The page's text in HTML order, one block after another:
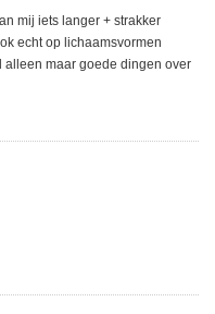
mij iets langer + strakker
echt op lichaamsvormen
alleen maar goede dingen over